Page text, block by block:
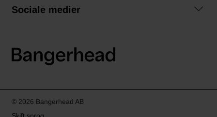
Betingelser
Sociale medier
LinkedIn
© 2026 Bangerhead AB
Skift sprog